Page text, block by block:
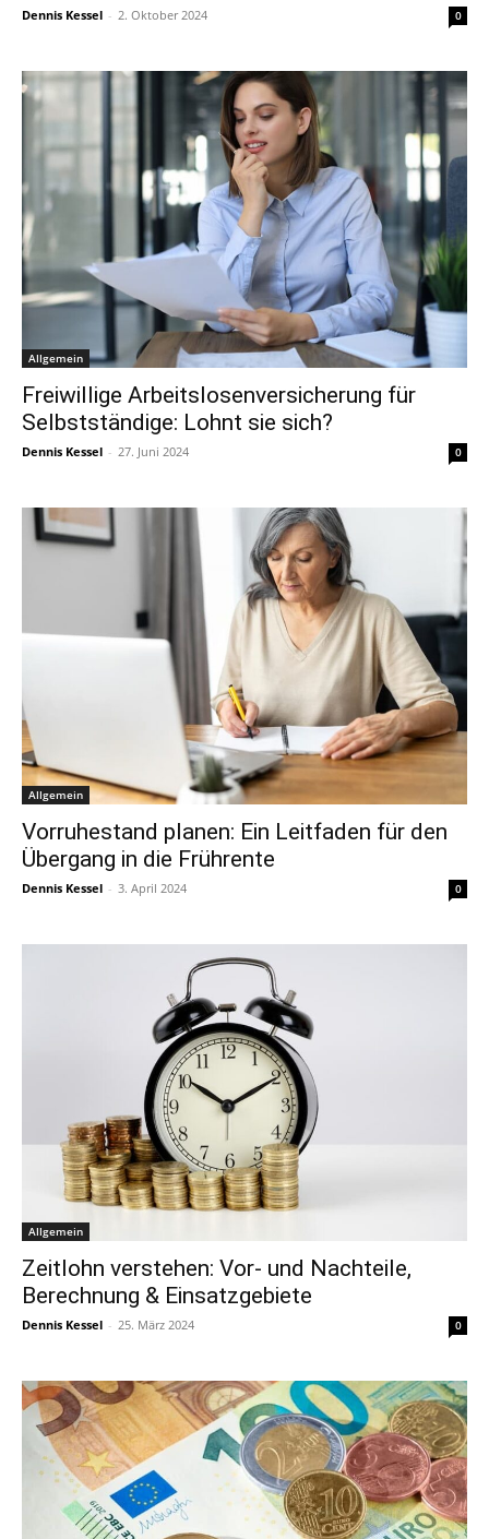
Dennis Kessel - 2. Oktober 2024 0
Allgemein
Freiwillige Arbeitslosenversicherung für
Selbstständige: Lohnt sie sich?
Dennis Kessel - 27. Juni 2024 0
Allgemein
Vorruhestand planen: Ein Leitfaden für den
Übergang in die Frührente
Dennis Kessel - 3. April 2024 0
Allgemein
Zeitlohn verstehen: Vor- und Nachteile,
Berechnung & Einsatzgebiete
Dennis Kessel - 25. März 2024 0